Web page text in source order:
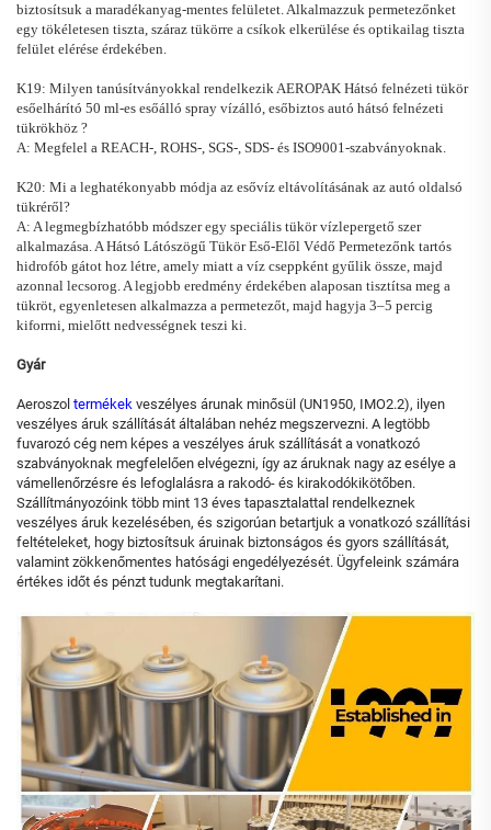
biztosítsuk a maradékanyag-mentes felületet. Alkalmazzuk permetezőnket
egy tökéletesen tiszta, száraz tükörre a csíkok elkerülése és optikailag tiszta
felület elérése érdekében.
K19: Milyen tanúsítványokkal rendelkezikAEROPAK Hátsó felnézeti tükör
esőelhárító 50 ml-es esőálló spray vízálló, esőbiztos autó hátsó felnézeti
tükrökhöz ?
A: Megfelel a REACH-, ROHS-, SGS-, SDS- és ISO9001-szabványoknak.
K20: Mi a leghatékonyabb módja az esővíz eltávolításának az autó oldalsó
tükréről?
A: A legmegbízhatóbb módszer egy speciális tükör vízlepergető szer
alkalmazása. A Hátsó Látószögű Tükör Eső-Elől Védő Permetezőnk tartós
hidrofób gátot hoz létre, amely miatt a víz cseppként gyűlik össze, majd
azonnal lecsorog. A legjobb eredmény érdekében alaposan tisztítsa meg a
tükröt, egyenletesen alkalmazza a permetezőt, majd hagyja 3–5 percig
kiforrni, mielőtt nedvességnek teszi ki.
Gyár
Aeroszol termékek veszélyes árunak minősül (UN1950, IMO2.2), ilyen
veszélyes áruk szállítását általában nehéz megszervezni. A legtöbb
fuvarozó cég nem képes a veszélyes áruk szállítását a vonatkozó
szabványoknak megfelelően elvégezni, így az áruknak nagy az esélye a
vámellenőrzésre és lefoglalásra a rakodó- és kirakodókikötőben.
Szállítmányozóink több mint 13 éves tapasztalattal rendelkeznek
veszélyes áruk kezelésében, és szigorúan betartjuk a vonatkozó szállítási
feltételeket, hogy biztosítsuk áruinak biztonságos és gyors szállítását,
valamint zökkenőmentes hatósági engedélyezését. Ügyfeleink számára
értékes időt és pénzt tudunk megtakarítani.